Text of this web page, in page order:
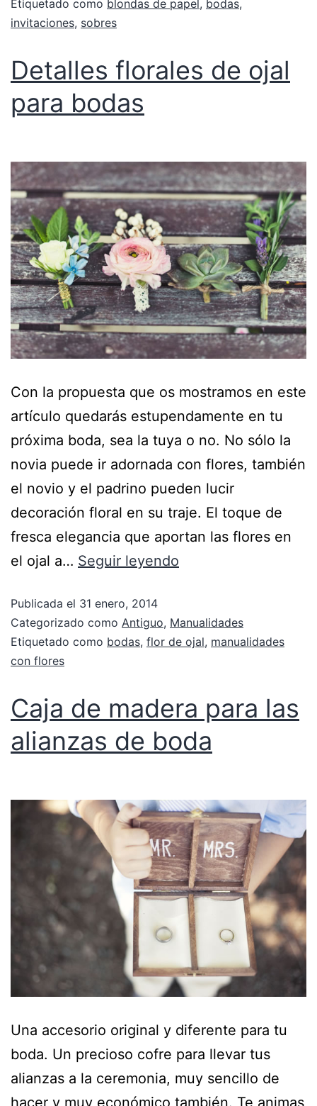
Etiquetado como blondas de papel, bodas,
invitaciones, sobres
Detalles florales de ojal
para bodas
Con la propuesta que os mostramos en este
artículo quedarás estupendamente en tu
próxima boda, sea la tuya o no. No sólo la
novia puede ir adornada con flores, también
el novio y el padrino pueden lucir
decoración floral en su traje. El toque de
fresca elegancia que aportan las flores en
el ojal a… Seguir leyendo
Publicada el 31 enero, 2014
Categorizado como Antiguo, Manualidades
Etiquetado como bodas, flor de ojal, manualidades
con flores
Caja de madera para las
alianzas de boda
Una accesorio original y diferente para tu
boda. Un precioso cofre para llevar tus
alianzas a la ceremonia, muy sencillo de
hacer y muy económico también. Te animas